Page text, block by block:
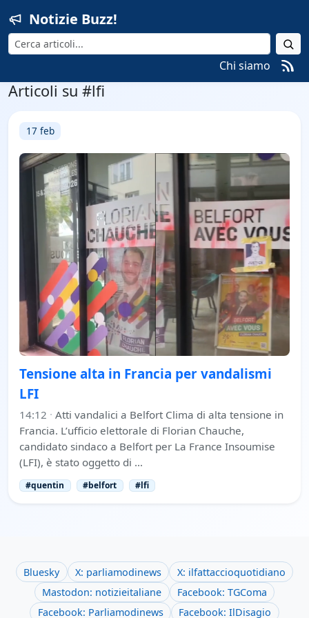
Notizie Buzz!
Cerca
Chi siamo
Articoli su #lfi
17 feb
Tensione alta in Francia per vandalismi
LFI
14:12 · Atti vandalici a Belfort Clima di alta tensione in
Francia. L’ufficio elettorale di Florian Chauche,
candidato sindaco a Belfort per La France Insoumise
(LFI), è stato oggetto di …
#quentin #belfort #lfi
Bluesky X: parliamodinews
X: ilfattaccioquotidiano
Mastodon: notizieitaliane
Facebook: TGComa
Facebook: Parliamodinews
Facebook: IlDisagio